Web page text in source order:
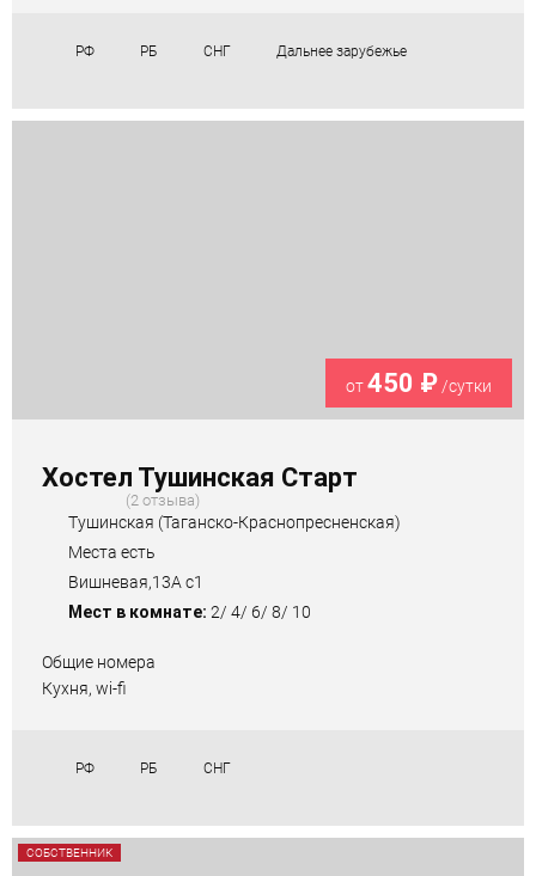
РФ РБ СНГ Дальнее зарубежье
от450 ₽/сутки
Хостел Тушинская Старт
2 отзыва
Тушинская (Таганско-Краснопресненская)
Места есть
Вишневая,13А с1
Мест в комнате: 2/ 4/ 6/ 8/ 10
Общие номера
Кухня, wi-fi
РФ РБ СНГ
СОБСТВЕННИК